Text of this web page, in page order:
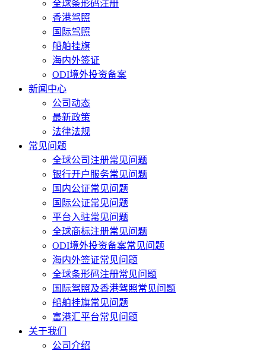
全球条形码注册
香港驾照
国际驾照
船舶挂旗
海内外签证
ODI境外投资备案
新闻中心
公司动态
最新政策
法律法规
常见问题
全球公司注册常见问题
银行开户服务常见问题
国内公证常见问题
国际公证常见问题
平台入驻常见问题
全球商标注册常见问题
ODI境外投资备案常见问题
海内外签证常见问题
全球条形码注册常见问题
国际驾照及香港驾照常见问题
船舶挂旗常见问题
富港汇平台常见问题
关于我们
公司介绍